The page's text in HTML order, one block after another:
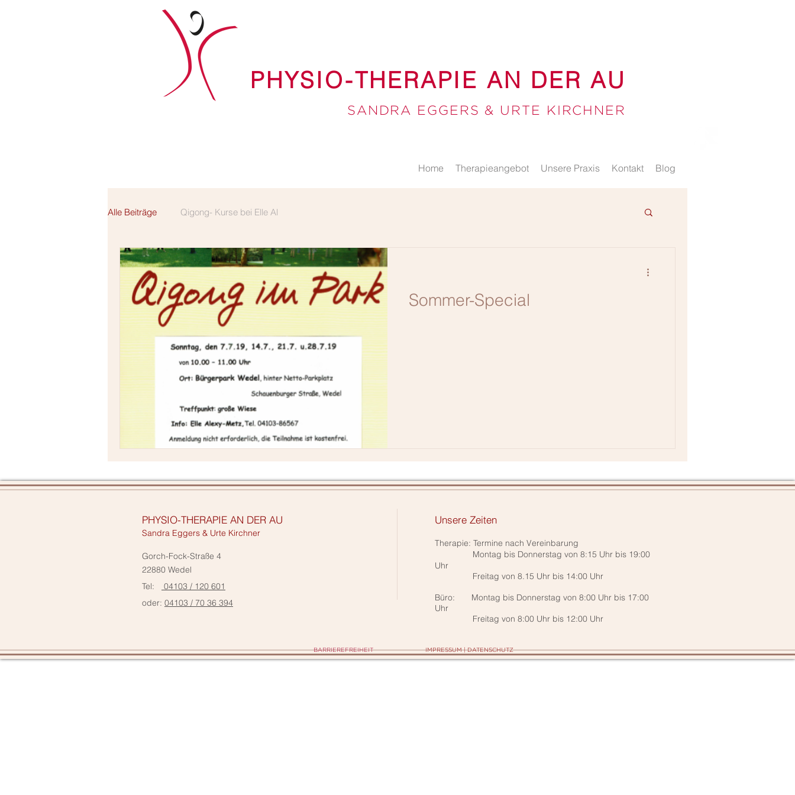
PHYSIO-THERAPIE AN DER AU
SAN DRA EGGERS & URTE KIRCHNER
Home Therapieangebot Unsere Praxis Kontakt Blog
Alle Beiträge Qigong- Kurse bei Elle Al
Sommer-Special
Unsere Zeiten
Therapie: Termine nach Vereinbarung
Montag bis Donnerstag von 8:15 Uhr bis 19:00
Uhr
Freitag von 8.15 Uhr bis 14:00 Uhr
Büro: Montag bis Donnerstag von 8:00 Uhr bis 17:00
Uhr
Freitag von 8:00 Uhr bis 12:00 Uhr
PHYSIO-THERAPIE AN DER AU
Sandra Eggers & Urte Kirchner
Gorch-Fock-Straße 4
22880 Wedel
Tel:
04103 / 120 601
oder: 04103 / 70 36 394
IMPRESSUM | DATENSCHUTZ
BARRIEREFREIHEIT